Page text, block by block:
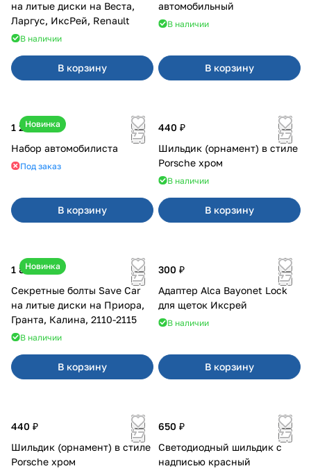
на литые диски на Веста,
Ларгус, ИксРей, Renault
В наличии
В корзину
автомобильный
В наличии
В корзину
Новинка
1 200 ₽
Набор автомобилиста
Под заказ
В корзину
440 ₽
Шильдик (орнамент) в стиле
Porsche хром
В наличии
В корзину
Новинка
1 800 ₽
Секретные болты Save Car
на литые диски на Приора,
Гранта, Калина, 2110-2115
В наличии
В корзину
300 ₽
Адаптер Alca Bayonet Lock
для щеток Иксрей
В наличии
В корзину
440 ₽
Шильдик (орнамент) в стиле
Porsche хром
650 ₽
Светодиодный шильдик с
надписью красный